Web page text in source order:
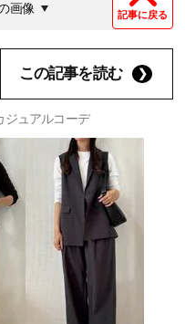
記事に戻る
画像
この記事を読む
ジュアルコーデ